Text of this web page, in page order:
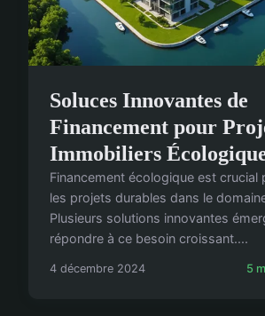
Soluces Innovantes de
Financement pour
Immobiliers
Financement écologique est crucial
les projets durables dans le
Plusieurs solutions innovantes
répondre à ce besoin croissant....
4 décembre 2024 5